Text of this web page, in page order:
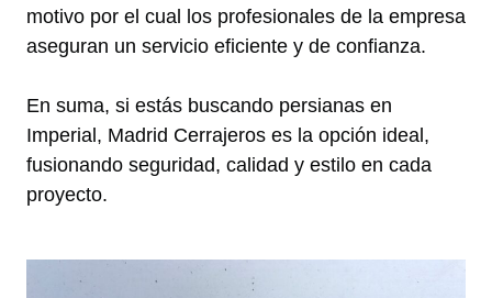
motivo por el cual los profesionales de la empresa
aseguran un servicio eficiente y de confianza.
En suma, si estás buscando persianas en
Imperial, Madrid Cerrajeros es la opción ideal,
fusionando seguridad, calidad y estilo en cada
proyecto.